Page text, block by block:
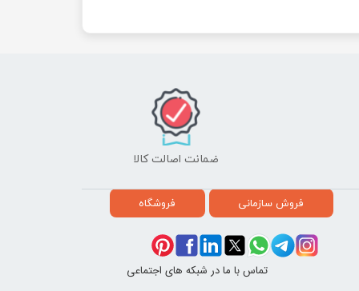
ضمانت اصالت کالا
فروش سازمانی فروشگاه
تماس با ما در شبکه های اجتماعی